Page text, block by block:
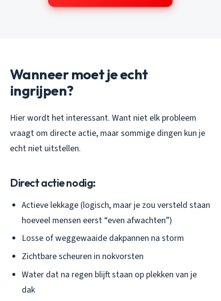
Wanneer moet je echt
ingrijpen?
Hier wordt het interessant. Want niet elk probleem
vraagt om directe actie, maar sommige dingen kun je
echt niet uitstellen.
Direct actie nodig:
Actieve lekkage (logisch, maar je zou versteld staan
hoeveel mensen eerst “even afwachten”)
Losse of weggewaaide dakpannen na storm
Zichtbare scheuren in nokvorsten
Water dat na regen blijft staan op plekken van je
dak